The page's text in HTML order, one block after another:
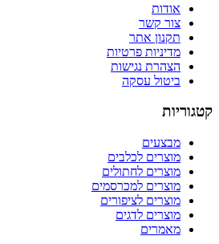
אודות
צור קשר
תקנון אתר
מדיניות פרטיות
הצהרת נגישות
ביטול עסקה
קטגוריות
מבצעים
מוצרים לכלבים
מוצרים לחתולים
מוצרים למכרסמים
מוצרים לציפורים
מוצרים לדגים
מאמרים